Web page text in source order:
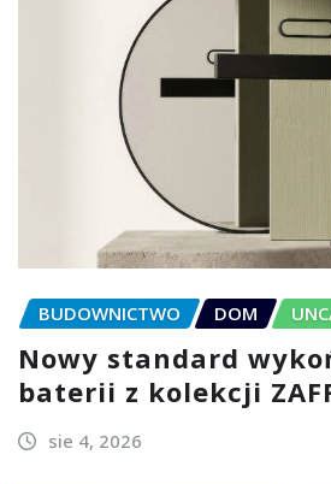
BUDOWNICTWO DOM
Nowy standard
baterii z kolekcji
sie 4, 2026